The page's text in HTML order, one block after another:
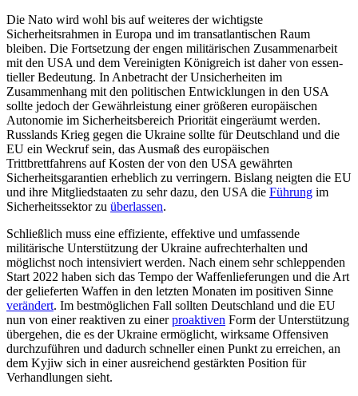
Die Nato wird wohl bis auf weiteres der wichtigste
Sicherheitsrahmen in Europa und im transatlantischen Raum
bleiben. Die Fortsetzung der engen militärischen Zusammenarbeit
mit den USA und dem Vereinigten Königreich ist daher von essen­
tieller Bedeutung. In Anbetracht der Un­sicherheiten im
Zusammenhang mit den poli­tischen Entwicklungen in den USA
sollte jedoch der Gewährleistung einer grö­ßeren europäischen
Autonomie im Sicher­heitsbereich Priorität eingeräumt werden.
Russlands Krieg gegen die Ukraine sollte für Deutschland und die
EU ein Weckruf sein, das Ausmaß des europäischen
Trittbrettfahrens auf Kosten der von den USA gewährten
Sicherheitsgarantien erheblich zu verringern. Bislang neigten die EU
und ihre Mit­gliedstaaten zu sehr dazu, den USA die Füh­rung im
Sicherheitssektor zu überlassen.
Schließlich muss eine effiziente, effektive und umfassende
militärische Unterstützung der Ukraine aufrechterhalten und
möglichst noch intensiviert werden. Nach einem sehr schleppenden
Start 2022 haben sich das Tempo der Waffenlieferungen und die Art
der gelieferten Waffen in den letzten Mona­ten im positiven Sinne
verändert. Im best­möglichen Fall sollten Deutschland und die EU
nun von einer reaktiven zu einerpro­aktiven Form der Unterstützung
übergehen, die es der Ukraine ermöglicht, wirksame Offensiven
durchzuführen und dadurch schneller einen Punkt zu erreichen, an
dem Kyjiw sich in einer ausreichend gestärkten Position für
Verhandlungen sieht.